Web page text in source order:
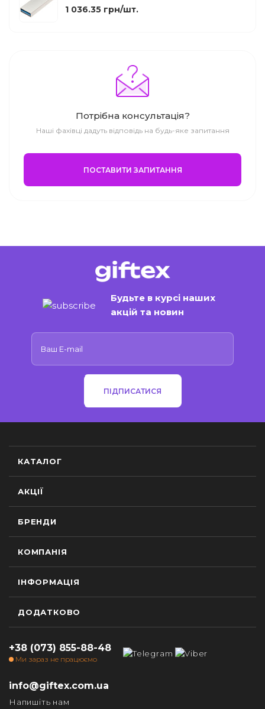
1 036.35 грн/шт.
Потрібна консультація?
Наші фахівці дадуть відповідь на будь-яке запитання
ПОСТАВИТИ ЗАПИТАННЯ
Будьте в курсі наших
акцій та новин
ПІДПИСАТИСЯ
КАТАЛОГ
АКЦІЇ
БРЕНДИ
КОМПАНІЯ
ІНФОРМАЦІЯ
ДОДАТКОВО
+38 (073) 855-88-48
Ми зараз не працюємо
info@giftex.com.ua
Напишіть нам